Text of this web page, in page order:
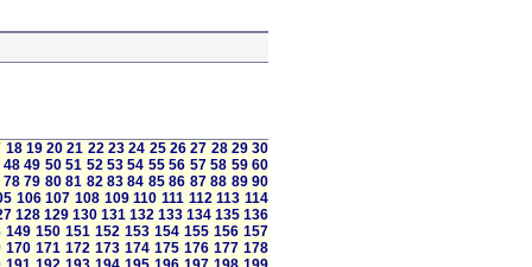
18 19 20 21 22 23 24 25 26 27 28 29 30
48 49 50 51 52 53 54 55 56 57 58 59 60
78 79 80 81 82 83 84 85 86 87 88 89 90
106 107 108 109 110 111 112 113 114
128 129 130 131 132 133 134 135 136
149 150 151 152 153 154 155 156 157
170 171 172 173 174 175 176 177 178